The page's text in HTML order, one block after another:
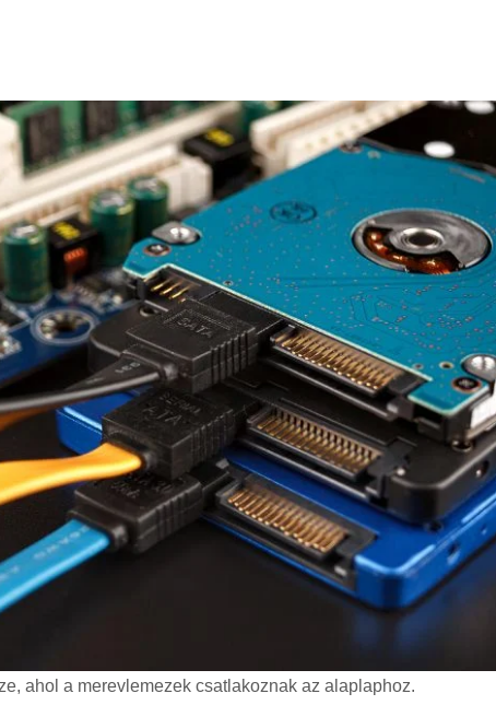
ahol a merevlemezek csatlakoznak az alaplaphoz.